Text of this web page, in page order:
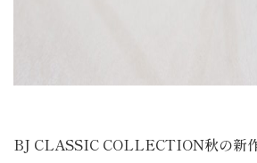
BJ CLASSIC COLLECTION秋の新